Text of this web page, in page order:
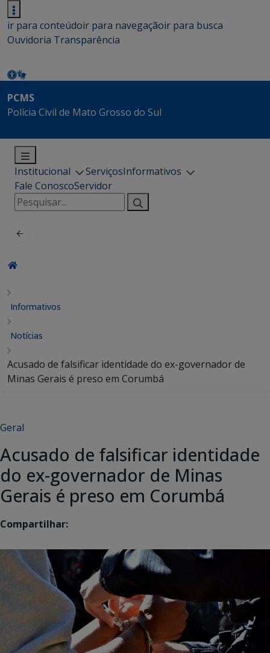
ir para conteúdoir para navegaçãoir para busca
Ouvidoria Transparência
PCMS
Polícia Civil de Mato Grosso do Sul
Institucional ServiçosInformativos
Fale ConoscoServidor
Pesquisar
por:
Informativos
Notícias
Acusado de falsificar identidade do ex-governador de
Minas Gerais é preso em Corumbá
Geral
Acusado de falsificar identidade
do ex-governador de Minas
Gerais é preso em Corumbá
Compartilhar: